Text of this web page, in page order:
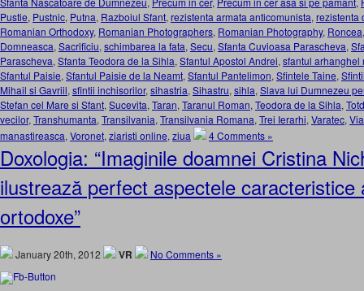
Pustie, Pustnic, Putna, Razboiul Sfant, rezistenta armata anticomunista, rezistenta
Romanian Orthodoxy, Romanian Photographers, Romanian Photography, Roncea
Domneasca, Sacrificiu, schimbarea la fata, Secu, Sfanta Cuvioasa Parascheva,
Parascheva, Sfanta Teodora de la Sihla, Sfantul Apostol Andrei, sfantul arhanghel
Sfantul Paisie, Sfantul Paisie de la Neamt, Sfantul Pantelimon, Sfintele Taine,
Mihail si Gavriil, sfintii inchisorilor, sihastria, Sihastru, sihla, Slava lui Dumnezeu
Stefan cel Mare si Sfant, Sucevita, Taran, Taranul Roman, Teodora de la Sihla,
vecilor, Transhumanta, Transilvania, Transilvania Romana, Trei Ierarhi, Varatec,
manastireasca, Voronet, ziaristi online, ziua 4 Comments »
Doxologia: “Imaginile doamnei Cristina
ilustrează perfect aspectele caracteristice
ortodoxe”
January 20th, 2012 VR No Comments »